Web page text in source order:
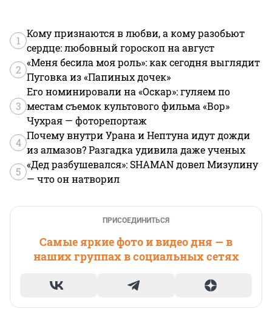
1
Кому признаются в любви, а кому разобьют
сердце: любовный гороскоп на август
2
«Меня бесила моя роль»: как сегодня выглядит
Пуговка из «Папиных дочек»
3
Его номинировали на «Оскар»: гуляем по
местам съемок культового фильма «Вор»
Чухрая — фоторепортаж
4
Почему внутри Урана и Нептуна идут дожди
из алмазов? Разгадка удивила даже ученых
5
«Дед разбушевался»: SHAMAN довел Мизулину
— что он натворил
ПРИСОЕДИНИТЬСЯ
Самые яркие фото и видео дня — в
наших группах в социальных сетях